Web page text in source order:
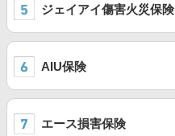
ジェイアイ傷害火災保険
AIU保険
エース損害保険